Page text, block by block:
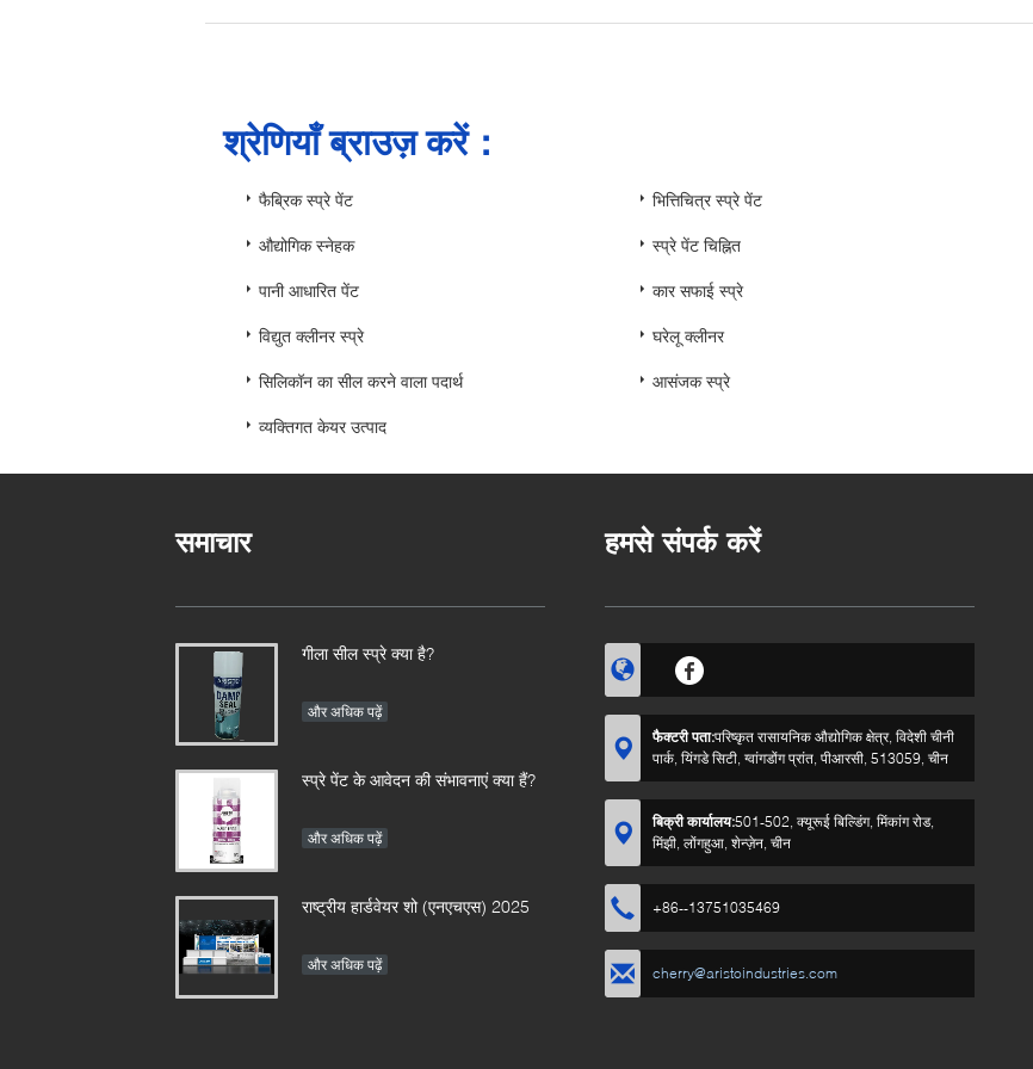
श्रेणियाँ ब्राउज़ करें：
फैब्रिक स्प्रे पेंट भित्तिचित्र स्प्रे पेंट
औद्योगिक स्नेहक स्प्रे पेंट चिह्नित
पानी आधारित पेंट कार सफाई स्प्रे
विद्युत क्लीनर स्प्रे घरेलू क्लीनर
सिलिकॉन का सील करने वाला पदार्थ आसंजक स्प्रे
व्यक्तिगत केयर उत्पाद
समाचार
गीला सील स्प्रे क्या है?
और अधिक पढ़ें
स्प्रे पेंट के आवेदन की संभावनाएं क्या हैं?
और अधिक पढ़ें
राष्ट्रीय हार्डवेयर शो (एनएचएस) 2025
और अधिक पढ़ें
हमसे संपर्क करें
फैक्टरी पता:परिष्कृत रासायनिक औद्योगिक क्षेत्र, विदेशी चीनी
पार्क, यिंगडे सिटी, ग्वांगडोंग प्रांत, पीआरसी, 513059, चीन
बिक्री कार्यालय:501-502, क्यूरूई बिल्डिंग, मिंकांग रोड,
मिंझी, लोंगहुआ, शेन्ज़ेन, चीन
+86--13751035469
cherry@aristoindustries.com